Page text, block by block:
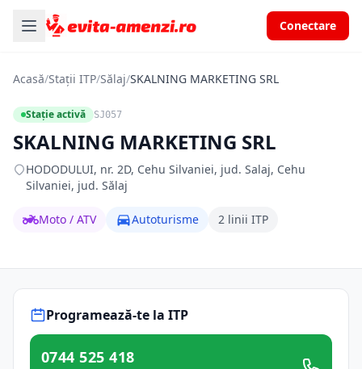
Conectare
Acasă/Stații ITP/Sălaj/SKALNING MARKETING SRL
Stație activă SJ057
SKALNING MARKETING SRL
HODODULUI, nr. 2D, Cehu Silvaniei, jud. Salaj, Cehu
Silvaniei, jud. Sălaj
Moto / ATV Autoturisme 2 linii ITP
Programează-te la ITP
0744 525 418